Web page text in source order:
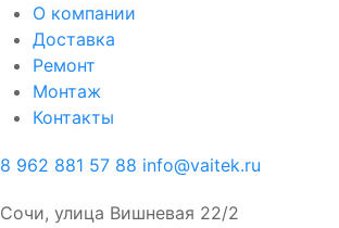
О компании
Доставка
Ремонт
Монтаж
Контакты
8 962 881 57 88 info@vaitek.ru
Сочи, улица Вишневая 22/2